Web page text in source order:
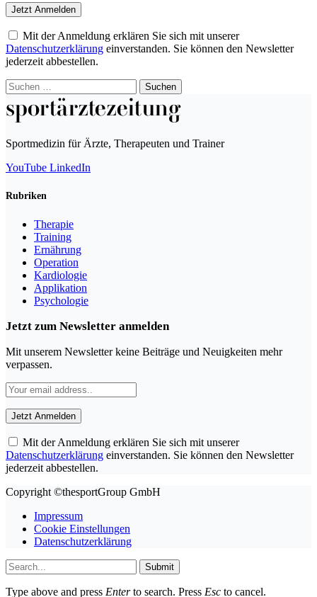
Mit der Anmeldung erklären Sie sich mit unserer
Datenschutzerklärung einverstanden. Sie können den Newsletter
jederzeit abbestellen.
Suchen
nach:
Sportmedizin für Ärzte, Therapeuten und Trainer
YouTube LinkedIn
Rubriken
Therapie
Training
Ernährung
Operation
Kardiologie
Applikation
Psychologie
Jetzt zum Newsletter anmelden
Mit unserem Newsletter keine Beiträge und Neuigkeiten mehr
verpassen.
Mit der Anmeldung erklären Sie sich mit unserer
Datenschutzerklärung einverstanden. Sie können den Newsletter
jederzeit abbestellen.
Copyright ©thesportGroup GmbH
Impressum
Cookie Einstellungen
Datenschutzerklärung
Submit
Type above and press Enterto search. Press Esc to cancel.